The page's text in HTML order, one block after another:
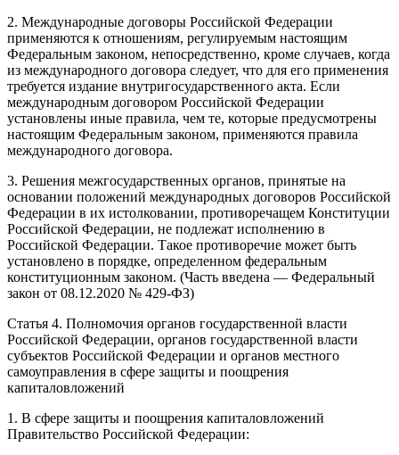
2. Международные договоры Российской Федерации
применяются к отношениям, регулируемым настоящим
Федеральным законом, непосредственно, кроме случаев, когда
из международного договора следует, что для его применения
требуется издание внутригосударственного акта. Если
международным договором Российской Федерации
установлены иные правила, чем те, которые предусмотрены
настоящим Федеральным законом, применяются правила
международного договора.
3. Решения межгосударственных органов, принятые на
основании положений международных договоров Российской
Федерации в их истолковании, противоречащем Конституции
Российской Федерации, не подлежат исполнению в
Российской Федерации. Такое противоречие может быть
установлено в порядке, определенном федеральным
конституционным законом. (Часть введена — Федеральный
закон от 08.12.2020 № 429-ФЗ)
Статья 4. Полномочия органов государственной власти
Российской Федерации, органов государственной власти
субъектов Российской Федерации и органов местного
самоуправления в сфере защиты и поощрения
капиталовложений
1. В сфере защиты и поощрения капиталовложений
Правительство Российской Федерации: